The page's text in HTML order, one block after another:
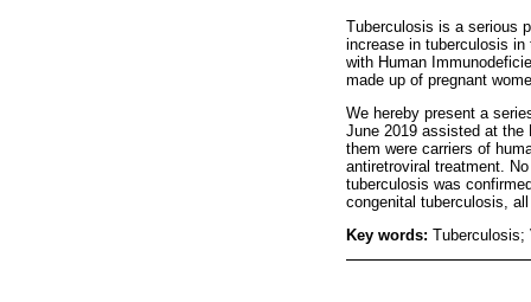
Tuberculosis is a serious
increase in tuberculosis
with Human
made up of pregnant
We hereby present a
June 2019 assisted at the
them were carriers of
antiretroviral treatment.
tuberculosis was
congenital tuberculosis,
Key words: Tuberculosis;